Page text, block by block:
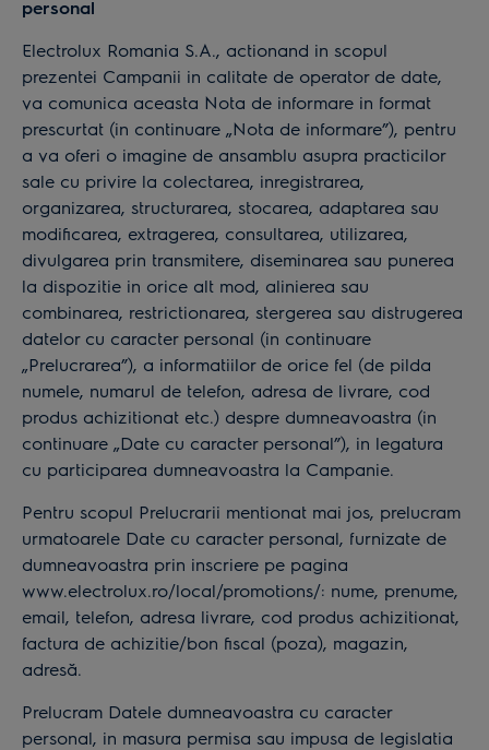
personal
Electrolux Romania S.A., actionand in scopul
prezentei Campanii in calitate de operator de date,
va comunica aceasta Nota de informare in format
prescurtat (in continuare „Nota de informare”), pentru
a va oferi o imagine de ansamblu asupra practicilor
sale cu privire la colectarea, inregistrarea,
organizarea, structurarea, stocarea, adaptarea sau
modificarea, extragerea, consultarea, utilizarea,
divulgarea prin transmitere, diseminarea sau punerea
la dispozitie in orice alt mod, alinierea sau
combinarea, restrictionarea, stergerea sau distrugerea
datelor cu caracter personal (in continuare
„Prelucrarea”), a informatiilor de orice fel (de pilda
numele, numarul de telefon, adresa de livrare, cod
produs achizitionat etc.) despre dumneavoastra (in
continuare „Date cu caracter personal”), in legatura
cu participarea dumneavoastra la Campanie.
Pentru scopul Prelucrarii mentionat mai jos, prelucram
urmatoarele Date cu caracter personal, furnizate de
dumneavoastra prin inscriere pe pagina
www.electrolux.ro/local/promotions/: nume, prenume,
email, telefon, adresa livrare, cod produs achizitionat,
factura de achizitie/bon fiscal (poza), magazin,
adresă.
Prelucram Datele dumneavoastra cu caracter
personal, in masura permisa sau impusa de legislatia